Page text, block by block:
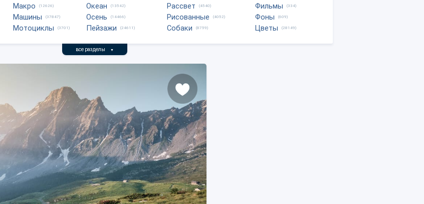
Макро (12626)
Машины (37847)
Мотоциклы (3701)
Океан (13542)
Осень (14466)
Пейзажи (24611)
Рассвет (4540)
Рисованные (4052)
Собаки (8759)
Фильмы (334)
Фоны (609)
Цветы (28149)
все разделы ▼